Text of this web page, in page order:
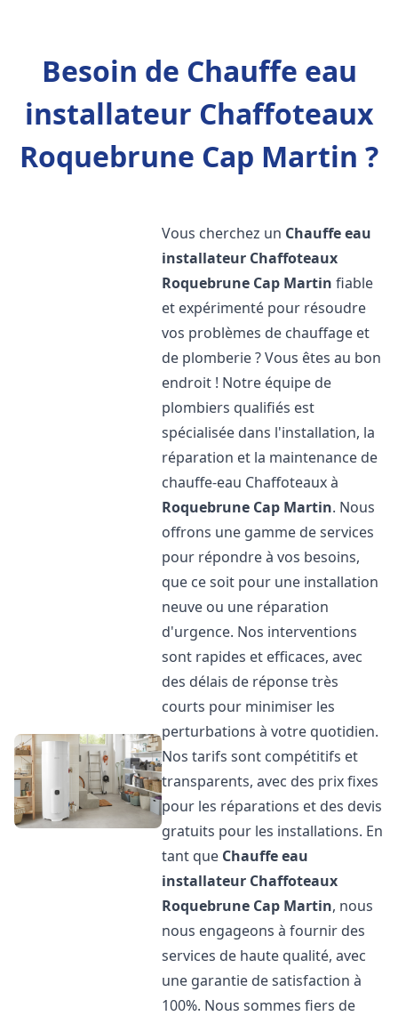
Besoin de Chauffe eau
installateur Chaffoteaux
Roquebrune Cap Martin ?
Vous cherchez un Chauffe eau
installateur Chaffoteaux
Roquebrune Cap Martin fiable
et expérimenté pour résoudre
vos problèmes de chauffage et
de plomberie ? Vous êtes au bon
endroit ! Notre équipe de
plombiers qualifiés est
spécialisée dans l'installation, la
réparation et la maintenance de
chauffe-eau Chaffoteaux à
Roquebrune Cap Martin. Nous
offrons une gamme de services
pour répondre à vos besoins,
que ce soit pour une installation
neuve ou une réparation
d'urgence. Nos interventions
sont rapides et efficaces, avec
des délais de réponse très
courts pour minimiser les
perturbations à votre quotidien.
Nos tarifs sont compétitifs et
transparents, avec des prix fixes
pour les réparations et des devis
gratuits pour les installations. En
tant que Chauffe eau
installateur Chaffoteaux
Roquebrune Cap Martin, nous
nous engageons à fournir des
services de haute qualité, avec
une garantie de satisfaction à
100%. Nous sommes fiers de